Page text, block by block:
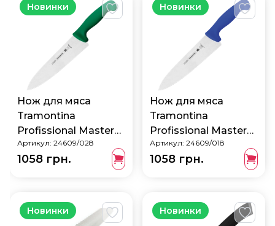
Новинки
Нож для мяса
Tramontina
Profissional Master
green, 203 мм
24609/028
Артикул: 24609/028
1058 грн.
Новинки
Нож для мяса
Tramontina
Profissional Master
blue, 203 мм
24609/018
Артикул: 24609/018
1058 грн.
Новинки Новинки